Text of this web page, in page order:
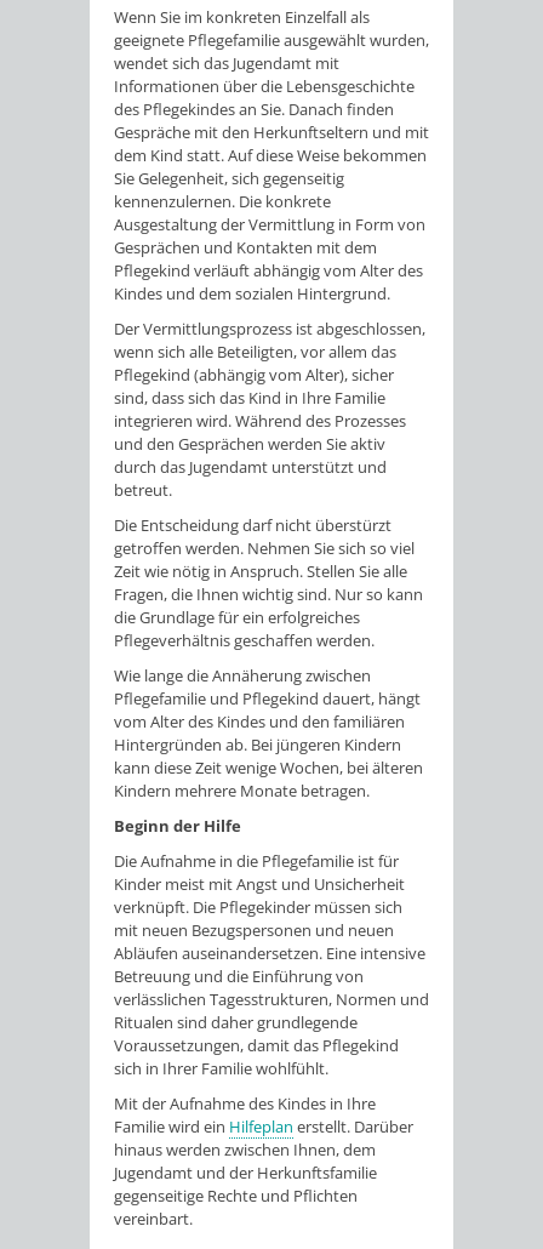
Wenn Sie im konkreten Einzelfall als
geeignete Pflegefamilie ausgewählt wurden,
wendet sich das Jugendamt mit
Informationen über die Lebensgeschichte
des Pflegekindes an Sie. Danach finden
Gespräche mit den Herkunftseltern und mit
dem Kind statt. Auf diese Weise bekommen
Sie Gelegenheit, sich gegenseitig
kennenzulernen. Die konkrete
Ausgestaltung der Vermittlung in Form von
Gesprächen und Kontakten mit dem
Pflegekind verläuft abhängig vom Alter des
Kindes und dem sozialen Hintergrund.
Der Vermittlungsprozess ist abgeschlossen,
wenn sich alle Beteiligten, vor allem das
Pflegekind (abhängig vom Alter), sicher
sind, dass sich das Kind in Ihre Familie
integrieren wird. Während des Prozesses
und den Gesprächen werden Sie aktiv
durch das Jugendamt unterstützt und
betreut.
Die Entscheidung darf nicht überstürzt
getroffen werden. Nehmen Sie sich so viel
Zeit wie nötig in Anspruch. Stellen Sie alle
Fragen, die Ihnen wichtig sind. Nur so kann
die Grundlage für ein erfolgreiches
Pflegeverhältnis geschaffen werden.
Wie lange die Annäherung zwischen
Pflegefamilie und Pflegekind dauert, hängt
vom Alter des Kindes und den familiären
Hintergründen ab. Bei jüngeren Kindern
kann diese Zeit wenige Wochen, bei älteren
Kindern mehrere Monate betragen.
Beginn der Hilfe
Die Aufnahme in die Pflegefamilie ist für
Kinder meist mit Angst und Unsicherheit
verknüpft. Die Pflegekinder müssen sich
mit neuen Bezugspersonen und neuen
Abläufen auseinandersetzen. Eine intensive
Betreuung und die Einführung von
verlässlichen Tagesstrukturen, Normen und
Ritualen sind daher grundlegende
Voraussetzungen, damit das Pflegekind
sich in Ihrer Familie wohlfühlt.
Mit der Aufnahme des Kindes in Ihre
Familie wird ein Hilfeplan erstellt. Darüber
hinaus werden zwischen Ihnen, dem
Jugendamt und der Herkunftsfamilie
gegenseitige Rechte und Pflichten
vereinbart.